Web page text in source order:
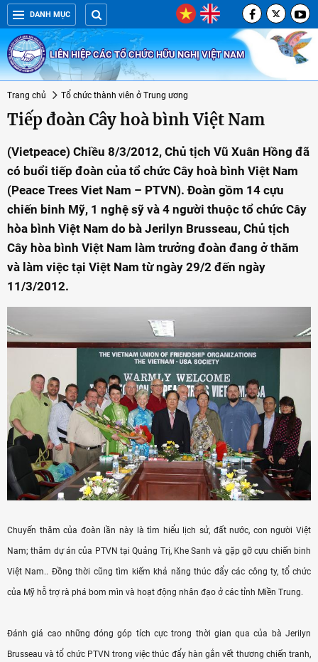
DANH MỤC
LIÊN HIỆP CÁC TỔ CHỨC HỮU NGHỊ VIỆT NAM
Trang chủ Tổ chức thành viên ở Trung ương
Tiếp đoàn Cây hoà bình Việt Nam
(Vietpeace) Chiều 8/3/2012, Chủ tịch Vũ Xuân Hồng đã
có buổi tiếp đoàn của tổ chức Cây hoà bình Việt Nam
(Peace Trees Viet Nam – PTVN). Đoàn gồm 14 cựu
chiến binh Mỹ, 1 nghệ sỹ và 4 người thuộc tổ chức Cây
hòa bình Việt Nam do bà Jerilyn Brusseau, Chủ tịch
Cây hòa bình Việt Nam làm trưởng đoàn đang ở thăm
và làm việc tại Việt Nam từ ngày 29/2 đến ngày
11/3/2012.
Chuyến thăm của đoàn lần này là tìm hiểu lịch sử, đất nước, con người Việt
Nam; thăm dự án của PTVN tại Quảng Trị, Khe Sanh và gặp gỡ cựu chiến binh
Việt Nam.. Đồng thời cũng tìm kiếm khả năng thúc đẩy các công ty, tổ chức
của Mỹ hỗ trợ rà phá bom mìn và hoạt động nhân đạo ở các tỉnh Miền Trung.
Đánh giá cao những đóng góp tích cực trong thời gian qua của bà Jerilyn
Brusseau và tổ chức PTVN trong việc thúc đẩy hàn gắn vết thương chiến tranh,